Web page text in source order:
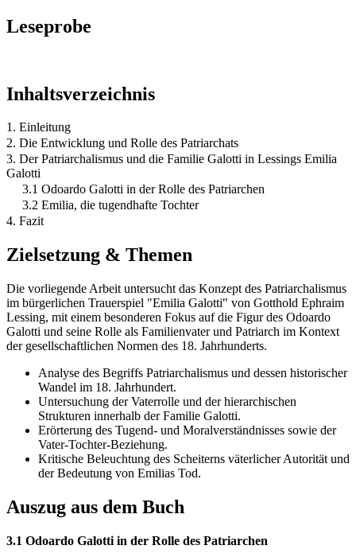
Leseprobe
Inhaltsverzeichnis
1. Einleitung
2. Die Entwicklung und Rolle des Patriarchats
3. Der Patriarchalismus und die Familie Galotti in Lessings Emilia
Galotti
3.1 Odoardo Galotti in der Rolle des Patriarchen
3.2 Emilia, die tugendhafte Tochter
4. Fazit
Zielsetzung & Themen
Die vorliegende Arbeit untersucht das Konzept des Patriarchalismus
im bürgerlichen Trauerspiel "Emilia Galotti" von Gotthold Ephraim
Lessing, mit einem besonderen Fokus auf die Figur des Odoardo
Galotti und seine Rolle als Familienvater und Patriarch im Kontext
der gesellschaftlichen Normen des 18. Jahrhunderts.
Analyse des Begriffs Patriarchalismus und dessen historischer
Wandel im 18. Jahrhundert.
Untersuchung der Vaterrolle und der hierarchischen
Strukturen innerhalb der Familie Galotti.
Erörterung des Tugend- und Moralverständnisses sowie der
Vater-Tochter-Beziehung.
Kritische Beleuchtung des Scheiterns väterlicher Autorität und
der Bedeutung von Emilias Tod.
Auszug aus dem Buch
3.1 Odoardo Galotti in der Rolle des Patriarchen